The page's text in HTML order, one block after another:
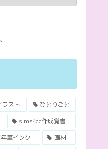
ラスト
ひとりごと
sims4cc作成覚書
筆インク
画材